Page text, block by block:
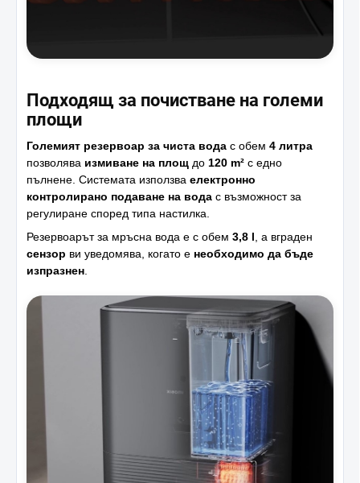
Подходящ за почистване на големи
площи
Големият резервоар за чиста вода с обем 4 литра
позволява измиване на площ до 120 m² с едно
пълнене. Системата използва електронно
контролирано подаване на вода с възможност за
регулиране според типа настилка.
Резервоарът за мръсна вода е с обем 3,8 l , а вграден
сензор ви уведомява, когато е необходимо да бъде
изпразнен